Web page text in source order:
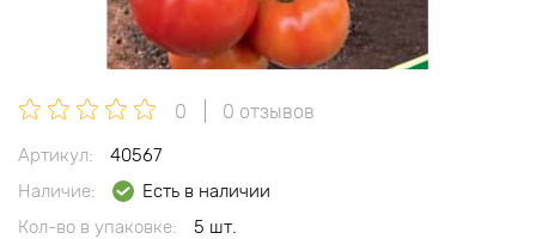
0 0 отзывов
Артикул:
40567
Наличие:
Есть в наличии
Кол-во в упаковке:
5 шт.